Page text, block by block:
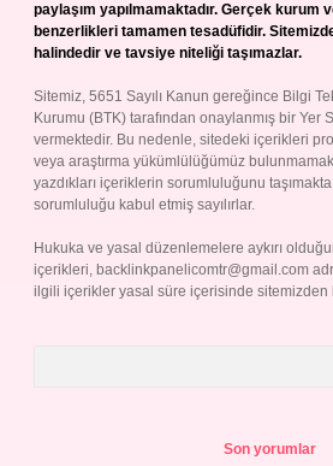
paylaşım yapılmamaktadır. Gerçek kurum
benzerlikleri tamamen tesadüfidir.
halindedir ve tavsiye niteliği taşımazlar.
Sitemiz, 5651 Sayılı Kanun gereğince Bilgi
Kurumu (BTK) tarafından onaylanmış bir Yer
vermektedir. Bu nedenle, sitedeki içerikleri
veya araştırma yükümlülüğümüz
yazdıkları içeriklerin sorumluluğunu
sorumluluğu kabul etmiş sayılırlar.
Hukuka ve yasal düzenlemelere aykırı
içerikleri, backlinkpanelicomtr@gmail.com
ilgili içerikler yasal süre içerisinde sitemizden
Son yorumlar